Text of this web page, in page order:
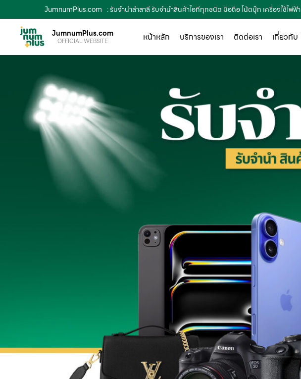
JumnumPlus.com : รับจำนำลำสาลี รับจำนำสินค้าไอทีทุกชนิด มือถือ โน้ตบุ๊ก เครื่องใช้ไฟฟ้า
JumnumPlus.com
OFFICIAL WEBSITE หน้าหลัก บริการของเรา ติดต่อเรา เกี่ยวกับ